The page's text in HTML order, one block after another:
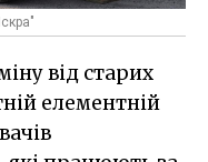
від старих
елементній